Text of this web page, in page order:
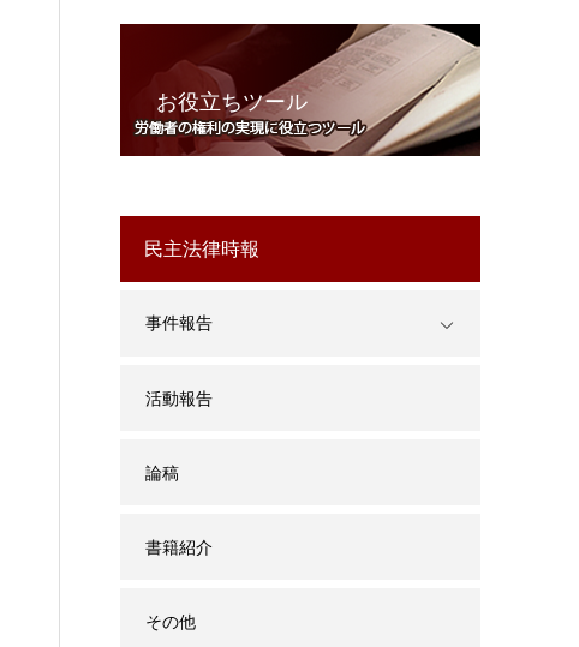
お役立ちツール
民主法律時報
事件報告
活動報告
論稿
書籍紹介
その他